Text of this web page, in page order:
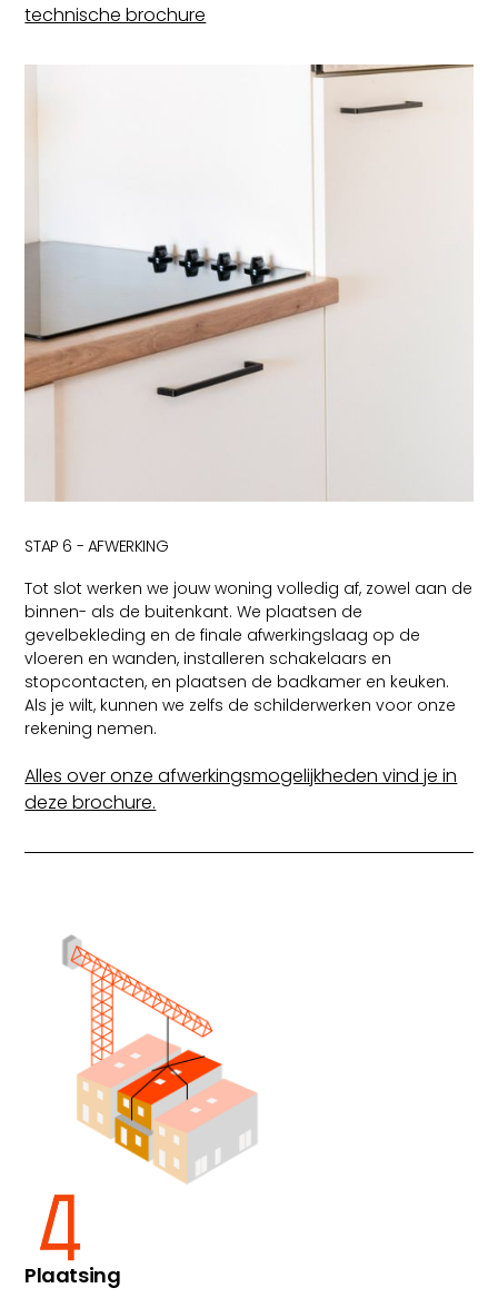
technische brochure
STAP 6 - AFWERKING
Tot slot werken we jouw woning volledig af, zowel aan de
binnen- als de buitenkant. We plaatsen de
gevelbekleding en de finale afwerkingslaag op de
vloeren en wanden, installeren schakelaars en
stopcontacten, en plaatsen de badkamer en keuken.
Als je wilt, kunnen we zelfs de schilderwerken voor onze
rekening nemen.
Alles over onze afwerkingsmogelijkheden vind je in
deze brochure.
Plaatsing